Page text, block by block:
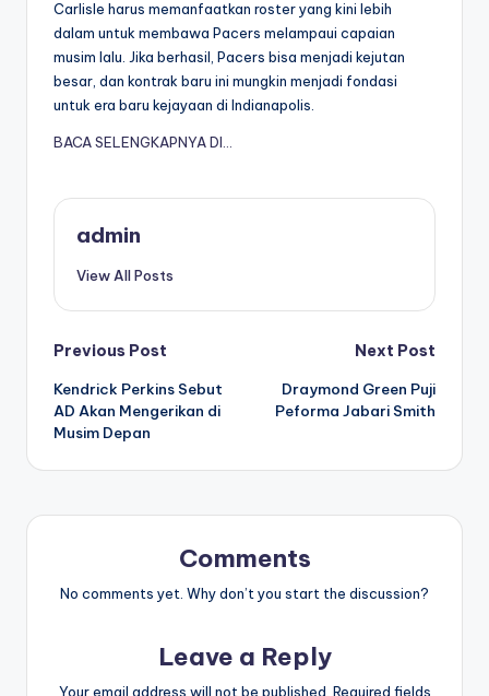
Carlisle harus memanfaatkan roster yang kini lebih
dalam untuk membawa Pacers melampaui capaian
musim lalu. Jika berhasil, Pacers bisa menjadi kejutan
besar, dan kontrak baru ini mungkin menjadi fondasi
untuk era baru kejayaan di Indianapolis.
BACA SELENGKAPNYA DI…
admin
View All Posts
Post
navigation
Previous Post
Kendrick Perkins Sebut
AD Akan Mengerikan di
Musim Depan
Next Post
Draymond Green Puji
Peforma Jabari Smith
Comments
No comments yet. Why don’t you start the discussion?
Leave a Reply
Your email address will not be published. Required fields